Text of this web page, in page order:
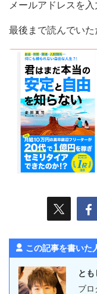
メールアドレスを
最後まで読んでいた
この記事を書いた
とも
ブロ